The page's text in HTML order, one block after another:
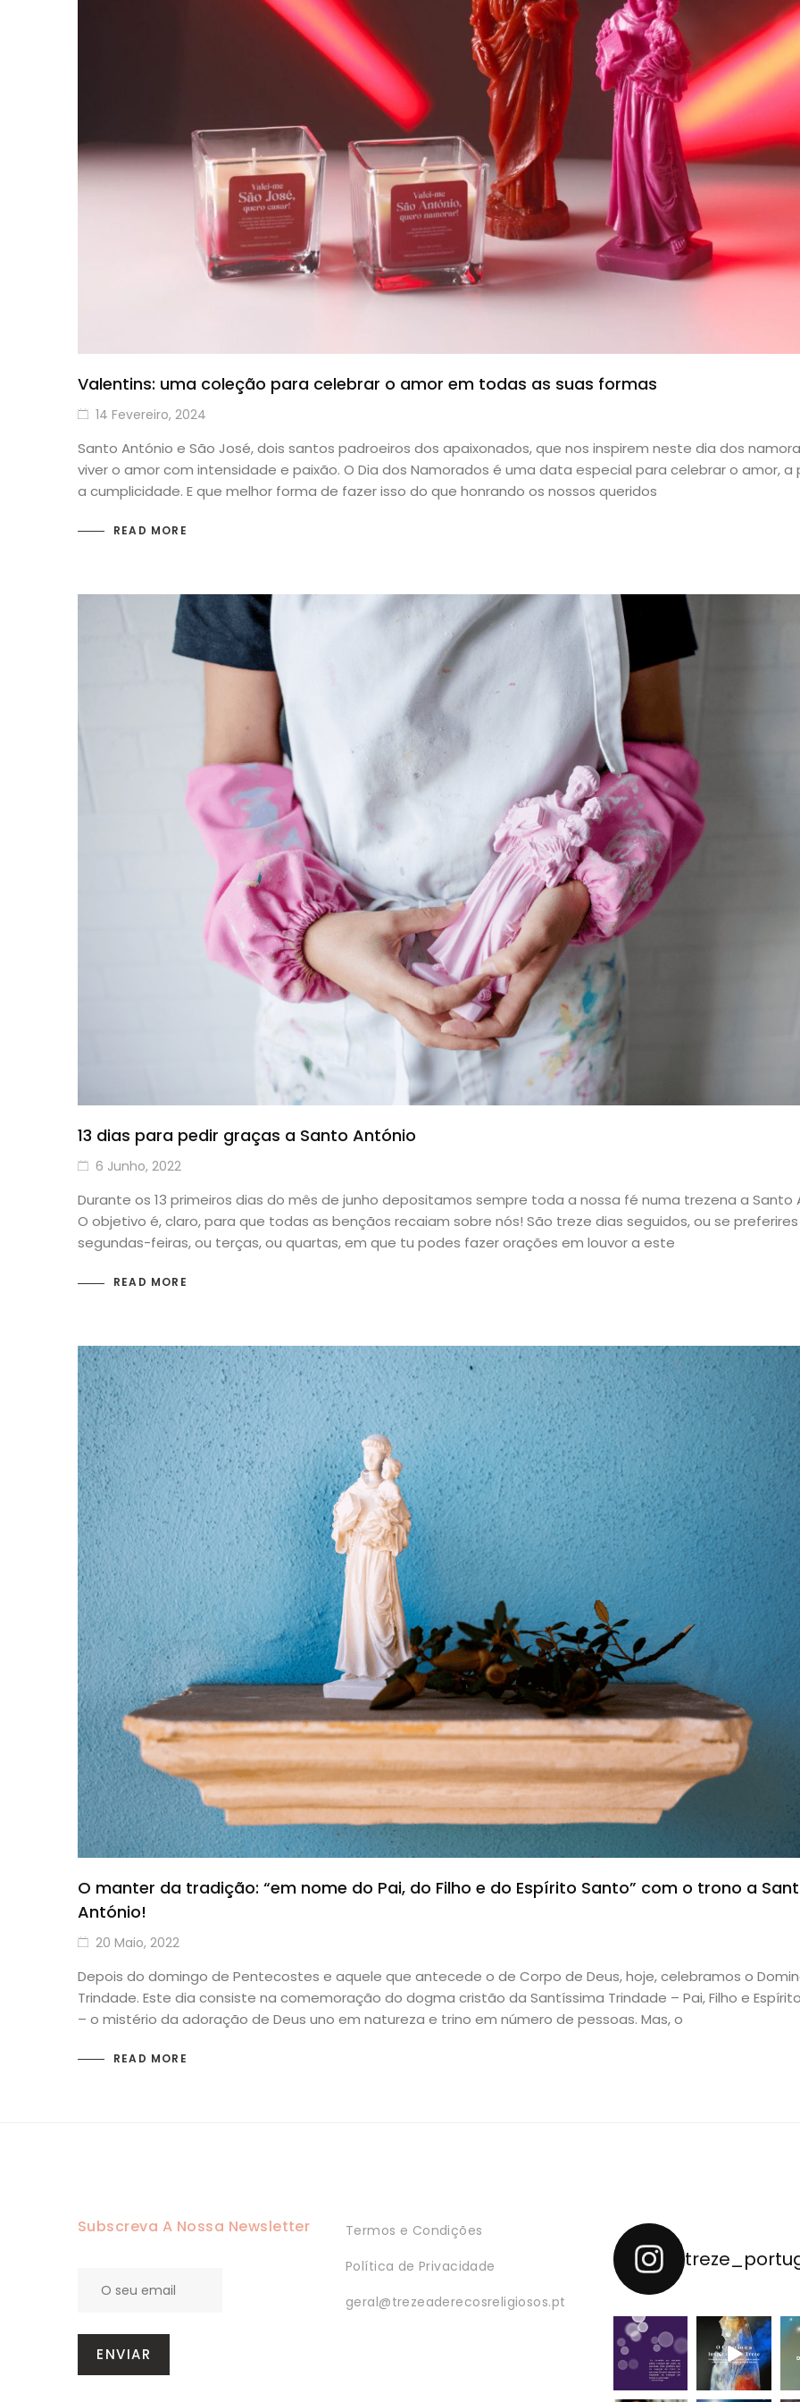
Valentins: uma coleção para celebrar o amor em todas as suas formas
14 Fevereiro, 2024
Santo António e São José, dois santos padroeiros dos apaixonados, que nos inspirem neste dia dos
viver o amor com intensidade e paixão. O Dia dos Namorados é uma data especial para celebrar o amor, a
a cumplicidade. E que melhor forma de fazer isso do que honrando os nossos queridos
READ MORE
13 dias para pedir graças a Santo António
6 Junho, 2022
Durante os 13 primeiros dias do mês de junho depositamos sempre toda a nossa fé numa trezena a Santo
O objetivo é, claro, para que todas as bençãos recaiam sobre nós! São treze dias seguidos, ou se preferires
segundas-feiras, ou terças, ou quartas, em que tu podes fazer orações em louvor a este
READ MORE
O manter da tradição: “em nome do Pai, do Filho e do Espírito Santo” com o trono a
António!
20 Maio, 2022
Depois do domingo de Pentecostes e aquele que antecede o de Corpo de Deus, hoje, celebramos o
Trindade. Este dia consiste na comemoração do dogma cristão da Santíssima Trindade – Pai, Filho e
– o mistério da adoração de Deus uno em natureza e trino em número de pessoas. Mas, o
READ MORE
Subscreva A Nossa Newsletter
Termos e Condições
Política de Privacidade
geral@trezeaderecosreligiosos.pt